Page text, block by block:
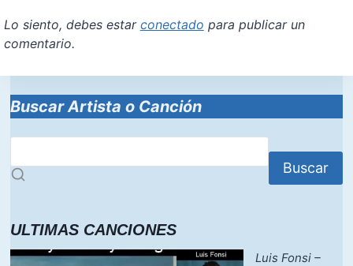
Lo siento, debes estar conectado para publicar un
comentario.
Buscar Artista o Canción
Buscar
ULTIMAS CANCIONES
Luis Fonsi –